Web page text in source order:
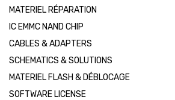
BOUTIQUE
العربية
MATERIEL RÉPARATION
IC EMMC NAND CHIP
CABLES & ADAPTERS
SCHEMATICS & SOLUTIONS
MATERIEL FLASH & DÉBLOCAGE
SOFTWARE LICENSE